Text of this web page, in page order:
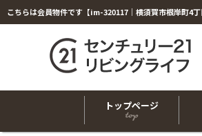
トップページ